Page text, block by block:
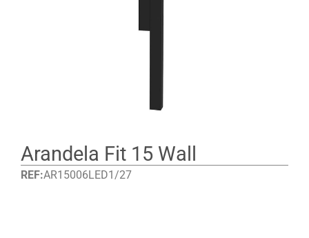
Arandela Fit 15 Wall
REF:AR15006LED1/27